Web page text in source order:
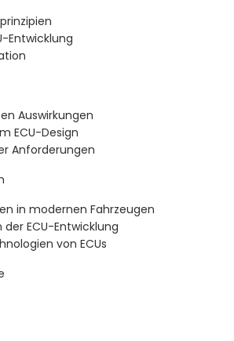
Entwicklung
Auswirkungen
ECU-Design
Anforderungen
in modernen Fahrzeugen
ECU-Entwicklung
von ECUs